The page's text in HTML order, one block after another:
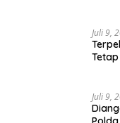
Juli 9,
Juli 9,